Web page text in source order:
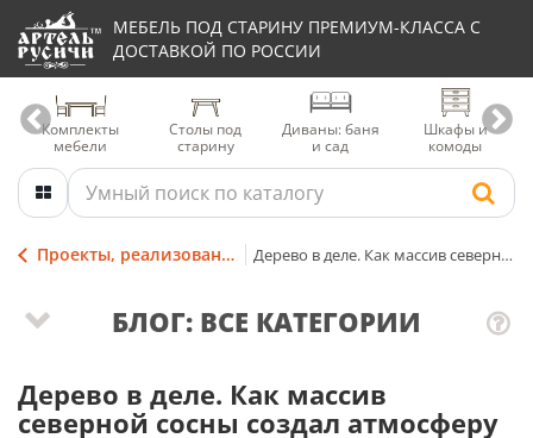
МЕБЕЛЬ ПОД СТАРИНУ ПРЕМИУМ-КЛАССА С
ДОСТАВКОЙ ПО РОССИИ
Комплекты
мебели
Столы под
старину
Диваны: баня
и сад
Шкафы и
комоды
Проекты, реализованные мастерами столярной Артели Дерево в деле. Как массив северной сосны создал атмосферу оленьей фермы
Дерево в деле. Как массив
северной сосны создал атмосферу
БЛОГ: ВСЕ КАТЕГОРИИ